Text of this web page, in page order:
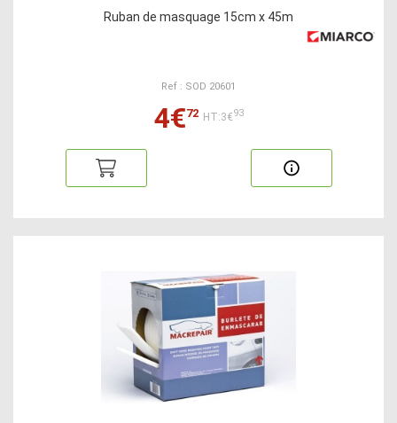
Ruban de masquage 15cm x 45m
Ref : SOD 20601
4€72 HT:3€93